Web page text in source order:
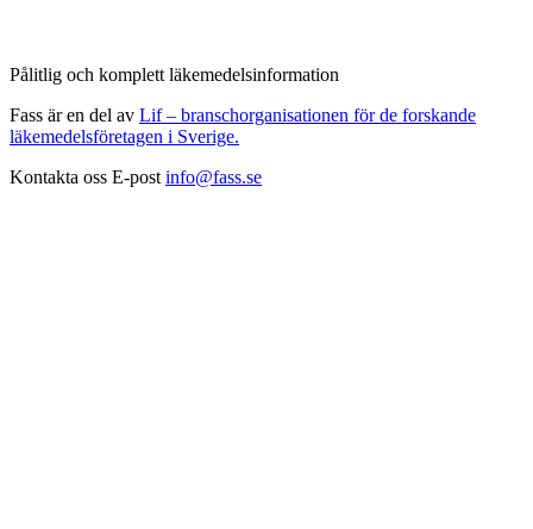
Pålitlig och komplett läkemedelsinformation
Fass är en del av Lif – branschorganisationen för de forskande
läkemedelsföretagen i Sverige.
Kontakta oss E-post info@fass.se